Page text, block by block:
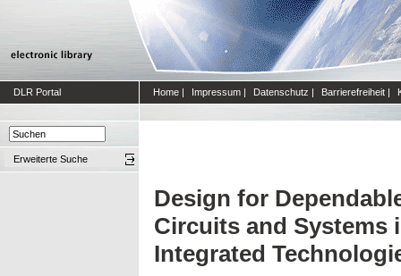
DLR Portal Home | Impressum | Datenschutz | Barrierefreiheit |
Erweiterte Suche
Design for
Circuits and Systems
Integrated